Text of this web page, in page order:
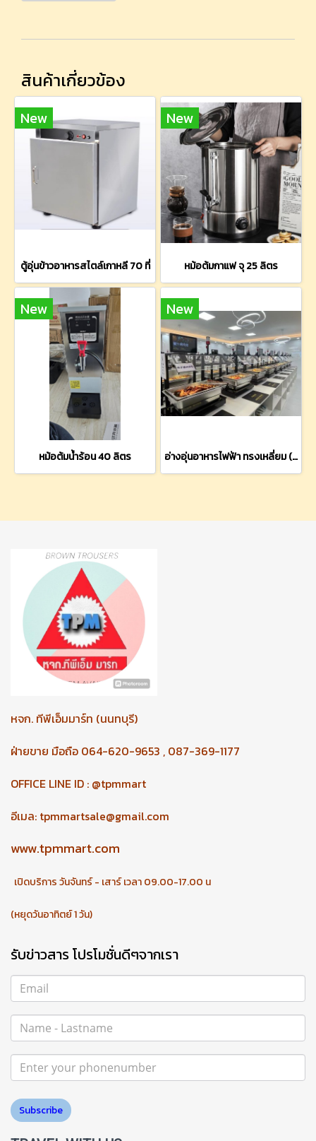
สินค้าเกี่ยวข้อง
New
ตู้อุ่นข้าวอาหารสไตล์เกาหลี 70 ที่
New
หม้อต้มกาแฟ จุ 25 ลิตร
New
หม้อต้มน้ำร้อน 40 ลิตร
New
อ่างอุ่นอาหารไฟฟ้า ทรงเหลี่ยม (จุ 9 ลิตร)
หจก. ทีพีเอ็มมาร์ท (นนทบุรี)
ฝ่ายขาย มือถือ 064-620-9653 , 087-369-1177
OFFICE LINE ID : @tpmmart
อีเมล: tpmmartsale@gmail.com
www.tpmmart.com
เปิดบริการ วันจันทร์ - เสาร์ เวลา 09.00-17.00 น
(หยุดวันอาทิตย์ 1 วัน)
รับข่าวสาร โปรโมชั่นดีๆจากเรา
Subscribe